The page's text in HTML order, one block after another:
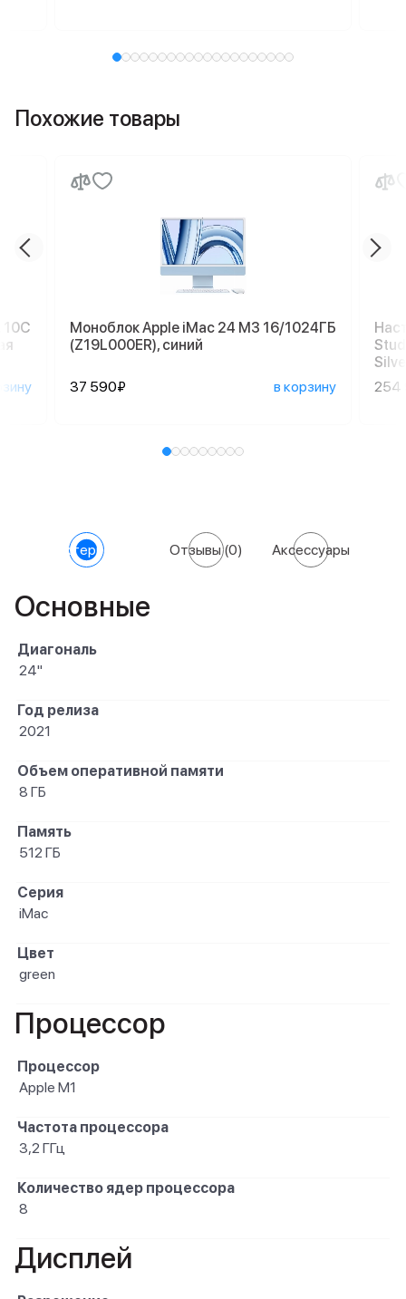
Похожие товары
10C
Моноблок Apple iMac 24 M3 16/1024ГБ
(Z19L000ER), синий
37 590₽ в корзину
254
Характеристики Отзывы(0) Аксессуары
Основные
Диагональ
24"
Год релиза
2021
Объем оперативной памяти
8 ГБ
Память
512 ГБ
Серия
iMac
Цвет
green
Процессор
Процессор
Apple M1
Частота процессора
3,2 ГГц
Количество ядер процессора
8
Дисплей